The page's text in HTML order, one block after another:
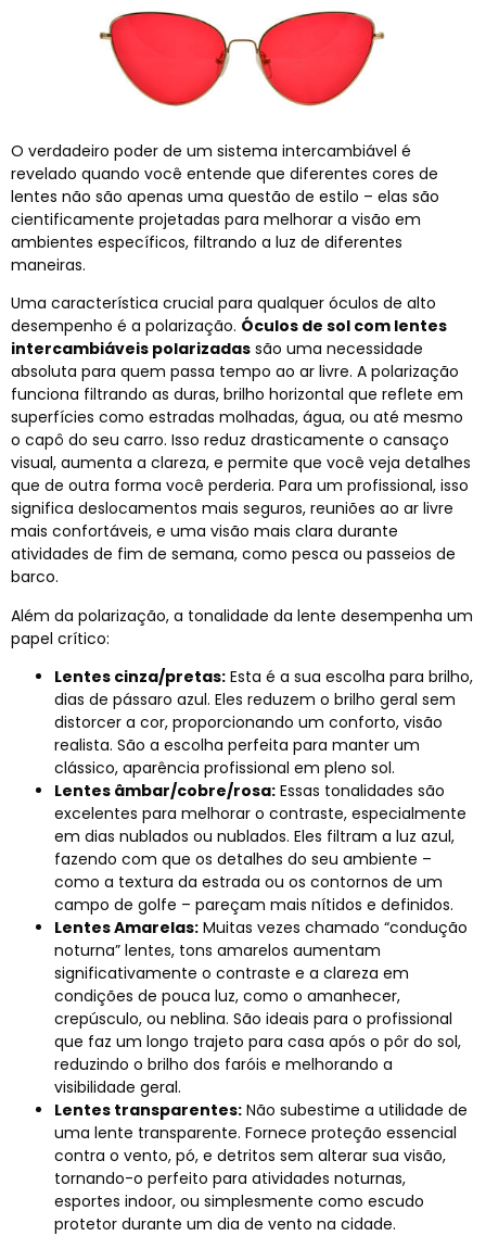
O verdadeiro poder de um sistema intercambiável é
revelado quando você entende que diferentes cores de
lentes não são apenas uma questão de estilo – elas são
cientificamente projetadas para melhorar a visão em
ambientes específicos, filtrando a luz de diferentes
maneiras.
Uma característica crucial para qualquer óculos de alto
desempenho é a polarização. Óculos de sol com lentes
intercambiáveis ​​polarizadas são uma necessidade
absoluta para quem passa tempo ao ar livre. A polarização
funciona filtrando as duras, brilho horizontal que reflete em
superfícies como estradas molhadas, água, ou até mesmo
o capô do seu carro. Isso reduz drasticamente o cansaço
visual, aumenta a clareza, e permite que você veja detalhes
que de outra forma você perderia. Para um profissional, isso
significa deslocamentos mais seguros, reuniões ao ar livre
mais confortáveis, e uma visão mais clara durante
atividades de fim de semana, como pesca ou passeios de
barco.
Além da polarização, a tonalidade da lente desempenha um
papel crítico:
Lentes cinza/pretas: Esta é a sua escolha para brilho,
dias de pássaro azul. Eles reduzem o brilho geral sem
distorcer a cor, proporcionando um conforto, visão
realista. São a escolha perfeita para manter um
clássico, aparência profissional em pleno sol.
Lentes âmbar/cobre/rosa: Essas tonalidades são
excelentes para melhorar o contraste, especialmente
em dias nublados ou nublados. Eles filtram a luz azul,
fazendo com que os detalhes do seu ambiente –
como a textura da estrada ou os contornos de um
campo de golfe – pareçam mais nítidos e definidos.
Lentes Amarelas: Muitas vezes chamado “condução
noturna” lentes, tons amarelos aumentam
significativamente o contraste e a clareza em
condições de pouca luz, como o amanhecer,
crepúsculo, ou neblina. São ideais para o profissional
que faz um longo trajeto para casa após o pôr do sol,
reduzindo o brilho dos faróis e melhorando a
visibilidade geral.
Lentes transparentes: Não subestime a utilidade de
uma lente transparente. Fornece proteção essencial
contra o vento, pó, e detritos sem alterar sua visão,
tornando-o perfeito para atividades noturnas,
esportes indoor, ou simplesmente como escudo
protetor durante um dia de vento na cidade.